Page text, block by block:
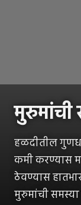
मुरुमांची
हळदीतील
कमी करण्यास
ठेवण्यास
मुरुमांची